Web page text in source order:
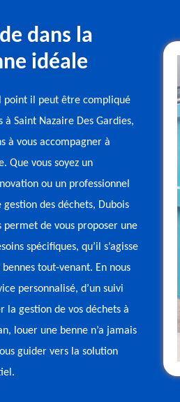
dans la
idéale
point il peut être compliqué
Saint Nazaire Des Gardies,
à vous accompagner à
Que vous soyez un
ou un professionnel
des déchets, Dubois
permet de vous proposer une
spécifiques, qu’il s’agisse
tout-venant. En nous
personnalisé, d’un suivi
la gestion de vos déchets à
louer une benne n’a jamais
guider vers la solution